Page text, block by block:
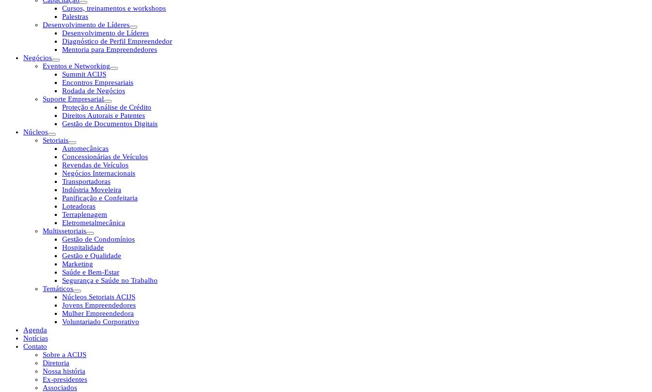
Cursos, treinamentos e workshops
Palestras
Desenvolvimento de Líderes
Desenvolvimento de Líderes
Diagnóstico de Perfil Empreendedor
Mentoria para Empreendedores
Negócios
Eventos e Networking
Summit ACIJS
Encontros Empresariais
Rodada de Negócios
Suporte Empresarial
Proteção e Análise de Crédito
Direitos Autorais e Patentes
Gestão de Documentos Digitais
Núcleos
Setoriais
Automecânicas
Concessionárias de Veículos
Revendas de Veículos
Negócios Internacionais
Transportadoras
Indústria Moveleira
Panificação e Confeitaria
Loteadoras
Terraplenagem
Eletrometalmecânica
Multissetoriais
Gestão de Condomínios
Hospitalidade
Gestão e Qualidade
Marketing
Saúde e Bem-Estar
Segurança e Saúde no Trabalho
Temáticos
Núcleos Setoriais ACIJS
Jovens Empreendedores
Mulher Empreendedora
Voluntariado Corporativo
Agenda
Notícias
Contato
Sobre a ACIJS
Diretoria
Nossa história
Ex-presidentes
Associados